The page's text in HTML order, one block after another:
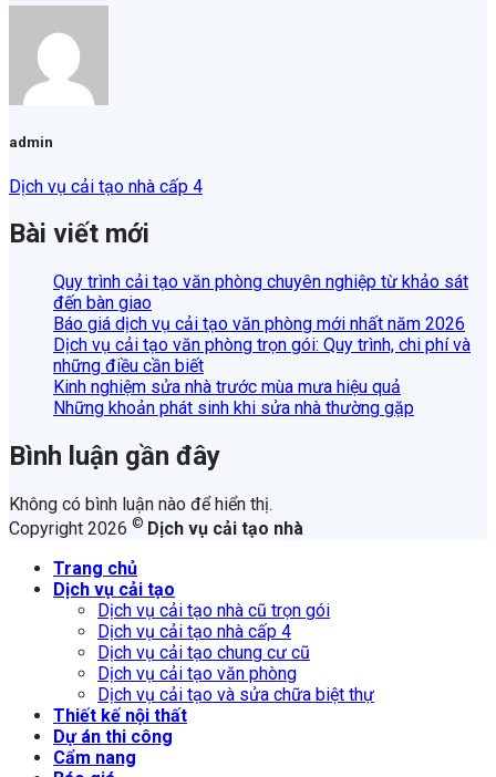
admin
Dịch vụ cải tạo nhà cấp 4
Bài viết mới
Quy trình cải tạo văn phòng chuyên nghiệp từ khảo sát
đến bàn giao
Báo giá dịch vụ cải tạo văn phòng mới nhất năm 2026
Dịch vụ cải tạo văn phòng trọn gói: Quy trình, chi phí và
những điều cần biết
Kinh nghiệm sửa nhà trước mùa mưa hiệu quả
Những khoản phát sinh khi sửa nhà thường gặp
Bình luận gần đây
Không có bình luận nào để hiển thị.
Copyright 2026 © Dịch vụ cải tạo nhà
Trang chủ
Dịch vụ cải tạo
Dịch vụ cải tạo nhà cũ trọn gói
Dịch vụ cải tạo nhà cấp 4
Dịch vụ cải tạo chung cư cũ
Dịch vụ cải tạo văn phòng
Dịch vụ cải tạo và sửa chữa biệt thự
Thiết kế nội thất
Dự án thi công
Cẩm nang